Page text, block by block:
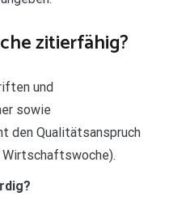
zitierfähig?
und
sowie
den Qualitätsanspruch
Wirtschaftswoche).